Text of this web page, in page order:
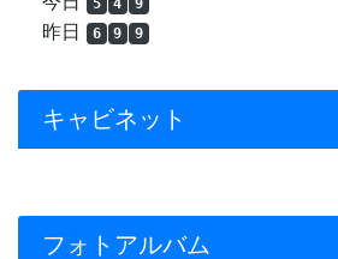
5 4 9
昨日 6 9 9
キャビネット
フォトアルバム